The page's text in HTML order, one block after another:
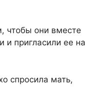
чтобы они вместе
и пригласили ее на
спросила мать,